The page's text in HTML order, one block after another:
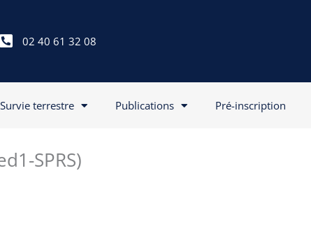
02 40 61 32 08
Survie terrestre Publications Pré-inscription
SPRS)